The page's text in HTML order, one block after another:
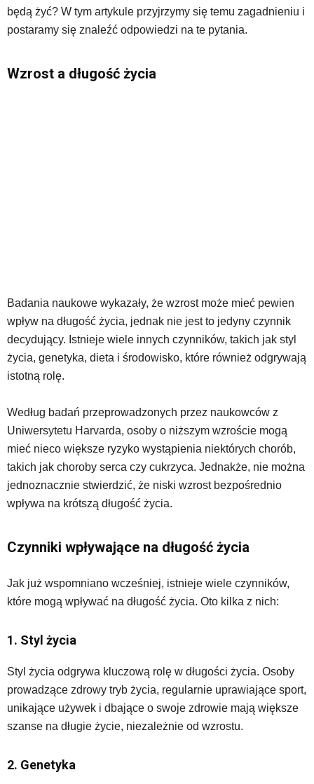
będą żyć? W tym artykule przyjrzymy się temu zagadnieniu i
postaramy się znaleźć odpowiedzi na te pytania.
Wzrost a długość życia
Badania naukowe wykazały, że wzrost może mieć pewien
wpływ na długość życia, jednak nie jest to jedyny czynnik
decydujący. Istnieje wiele innych czynników, takich jak styl
życia, genetyka, dieta i środowisko, które również odgrywają
istotną rolę.
Według badań przeprowadzonych przez naukowców z
Uniwersytetu Harvarda, osoby o niższym wzroście mogą
mieć nieco większe ryzyko wystąpienia niektórych chorób,
takich jak choroby serca czy cukrzyca. Jednakże, nie można
jednoznacznie stwierdzić, że niski wzrost bezpośrednio
wpływa na krótszą długość życia.
Czynniki wpływające na długość życia
Jak już wspomniano wcześniej, istnieje wiele czynników,
które mogą wpływać na długość życia. Oto kilka z nich:
1. Styl życia
Styl życia odgrywa kluczową rolę w długości życia. Osoby
prowadzące zdrowy tryb życia, regularnie uprawiające sport,
unikające używek i dbające o swoje zdrowie mają większe
szanse na długie życie, niezależnie od wzrostu.
2. Genetyka